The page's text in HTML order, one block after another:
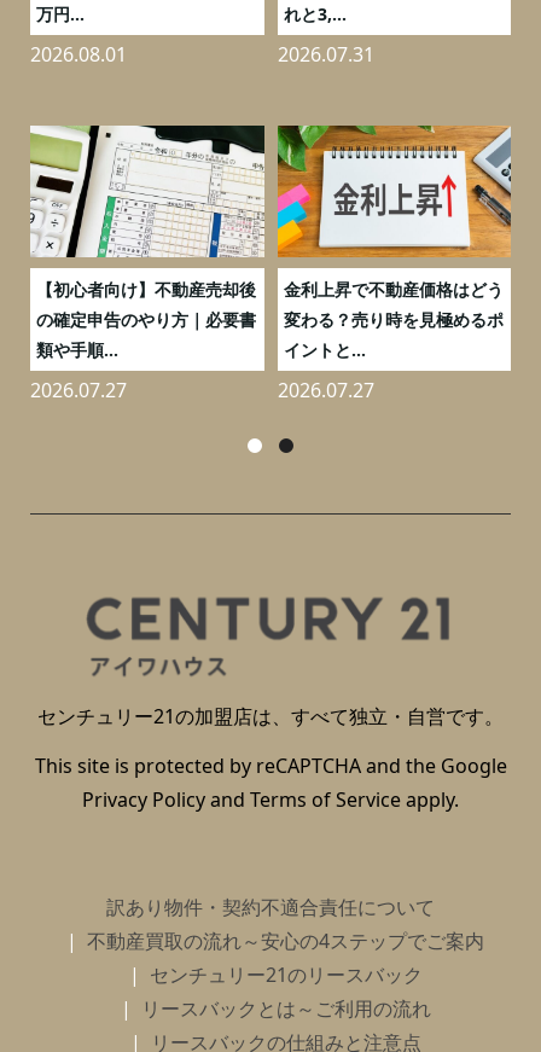
万円...
2026.08.01
れと3,...
2026.07.31
【初心者向け】不動産売却後
の確定申告のやり方｜必要書
類や手順...
2026.07.27
金利上昇で不動産価格はどう
変わる？売り時を見極めるポ
イントと...
2026.07.27
センチュリー21の加盟店は、すべて独立・自営です。
This site is protected by reCAPTCHA and the Google
Privacy Policyand Terms of Serviceapply.
訳あり物件・契約不適合責任について
不動産買取の流れ～安心の4ステップでご案内
センチュリー21のリースバック
リースバックとは～ご利用の流れ
リースバックの仕組みと注意点